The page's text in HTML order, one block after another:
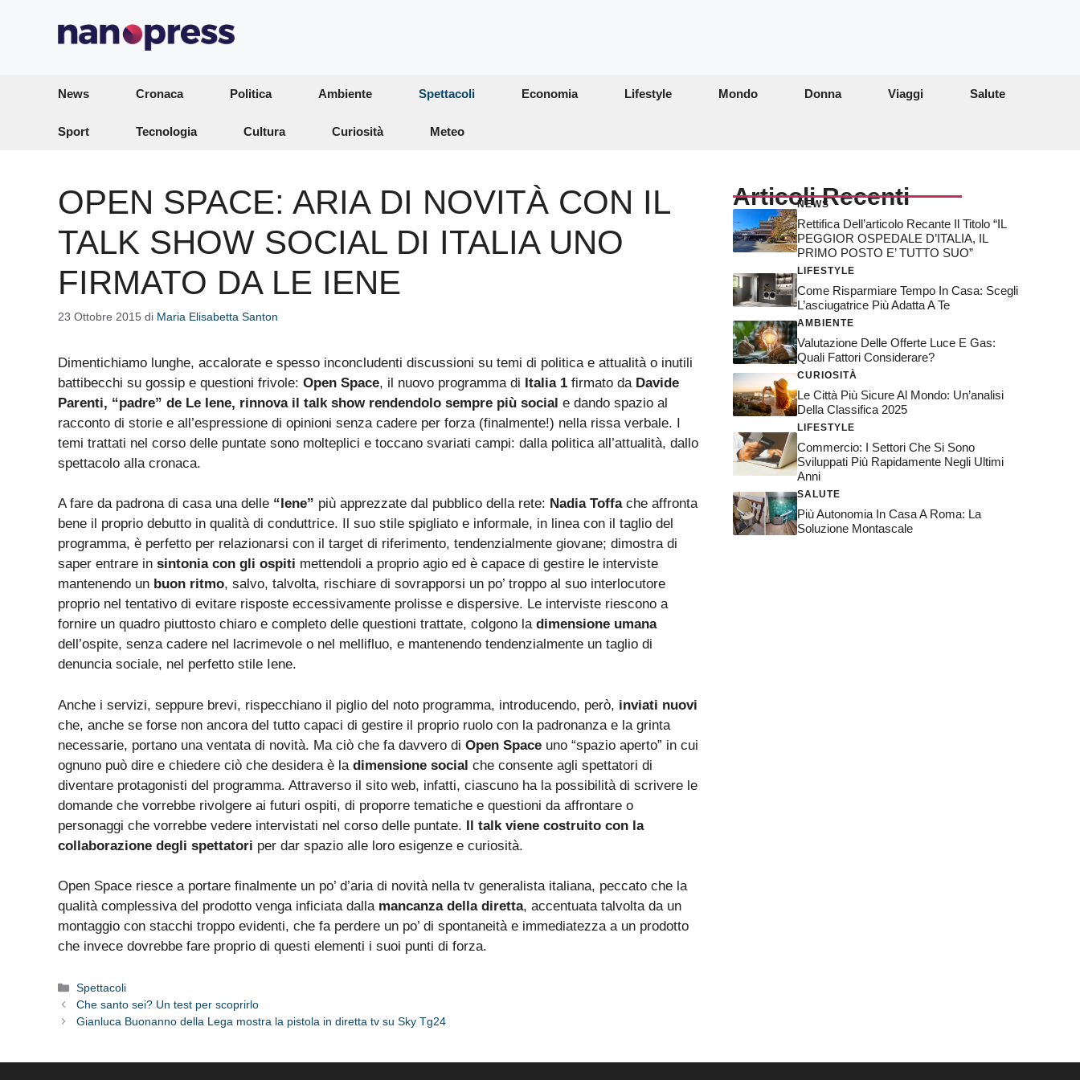
News Cronaca Politica Ambiente Spettacoli Economia Lifestyle Mondo Donna Viaggi Salute
Sport Tecnologia Cultura Curiosità Meteo
OPEN SPACE: ARIA DI NOVITÀ CON IL
TALK SHOW SOCIAL DI ITALIA UNO
FIRMATO DA LE IENE
23 Ottobre 2015 di Maria Elisabetta Santon
Dimentichiamo lunghe, accalorate e spesso inconcludenti discussioni su temi di politica e attualità o inutili
battibecchi su gossip e questioni frivole: Open Space, il nuovo programma di Italia 1 firmato da Davide
Parenti, “padre” de Le Iene, rinnova il talk show rendendolo sempre più social e dando spazio al
racconto di storie e all’espressione di opinioni senza cadere per forza (finalmente!) nella rissa verbale. I
temi trattati nel corso delle puntate sono molteplici e toccano svariati campi: dalla politica all’attualità, dallo
spettacolo alla cronaca.
A fare da padrona di casa una delle “Iene” più apprezzate dal pubblico della rete: Nadia Toffa che affronta
bene il proprio debutto in qualità di conduttrice. Il suo stile spigliato e informale, in linea con il taglio del
programma, è perfetto per relazionarsi con il target di riferimento, tendenzialmente giovane; dimostra di
saper entrare in sintonia con gli ospiti mettendoli a proprio agio ed è capace di gestire le interviste
mantenendo un buon ritmo, salvo, talvolta, rischiare di sovrapporsi un po’ troppo al suo interlocutore
proprio nel tentativo di evitare risposte eccessivamente prolisse e dispersive. Le interviste riescono a
fornire un quadro piuttosto chiaro e completo delle questioni trattate, colgono la dimensione umana
dell’ospite, senza cadere nel lacrimevole o nel mellifluo, e mantenendo tendenzialmente un taglio di
denuncia sociale, nel perfetto stile Iene.
Anche i servizi, seppure brevi, rispecchiano il piglio del noto programma, introducendo, però, inviati nuovi
che, anche se forse non ancora del tutto capaci di gestire il proprio ruolo con la padronanza e la grinta
necessarie, portano una ventata di novità. Ma ciò che fa davvero di Open Space uno “spazio aperto” in cui
ognuno può dire e chiedere ciò che desidera è la dimensione social che consente agli spettatori di
diventare protagonisti del programma. Attraverso il sito web, infatti, ciascuno ha la possibilità di scrivere le
domande che vorrebbe rivolgere ai futuri ospiti, di proporre tematiche e questioni da affrontare o
personaggi che vorrebbe vedere intervistati nel corso delle puntate. Il talk viene costruito con la
collaborazione degli spettatori per dar spazio alle loro esigenze e curiosità.
Open Space riesce a portare finalmente un po’ d’aria di novità nella tv generalista italiana, peccato che la
qualità complessiva del prodotto venga inficiata dallamancanza della diretta, accentuata talvolta da un
montaggio con stacchi troppo evidenti, che fa perdere un po’ di spontaneità e immediatezza a un prodotto
che invece dovrebbe fare proprio di questi elementi i suoi punti di forza.
Categorie
Spettacoli
Che santo sei? Un test per scoprirlo
Gianluca Buonanno della Lega mostra la pistola in diretta tv su Sky Tg24
Articoli Recenti
NEWS
Rettifica Dell’articolo Recante Il Titolo “IL
PEGGIOR OSPEDALE D’ITALIA, IL
PRIMO POSTO E’ TUTTO SUO”
LIFESTYLE
Come Risparmiare Tempo In Casa: Scegli
L’asciugatrice Più Adatta A Te
AMBIENTE
Valutazione Delle Offerte Luce E Gas:
Quali Fattori Considerare?
CURIOSITÀ
Le Città Più Sicure Al Mondo: Un’analisi
Della Classifica 2025
LIFESTYLE
Commercio: I Settori Che Si Sono
Sviluppati Più Rapidamente Negli Ultimi
Anni
SALUTE
Più Autonomia In Casa A Roma: La
Soluzione Montascale